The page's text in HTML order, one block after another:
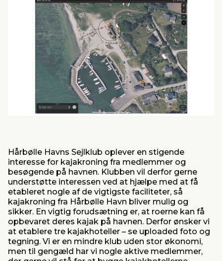
& stilladser
& ukrudt
& sikkerhed
& standere
data & TV
udendørs spa
Hårbølle Havns Sejlklub oplever en stigende
interesse for kajakroning fra medlemmer og
besøgende på havnen. Klubben vil derfor gerne
understøtte interessen ved at hjælpe med at få
etableret nogle af de vigtigste faciliteter, så
kajakroning fra Hårbølle Havn bliver mulig og
sikker. En vigtig forudsætning er, at roerne kan få
opbevaret deres kajak på havnen. Derfor ønsker vi
at etablere tre kajakhoteller – se uploaded foto og
tegning. Vi er en mindre klub uden stor økonomi,
men til gengæld har vi nogle aktive medlemmer,